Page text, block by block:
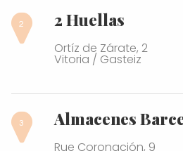
2 Huellas
Ortíz de Zárate, 2
Vitoria / Gasteiz
Almacenes
Rue Coronación, 9